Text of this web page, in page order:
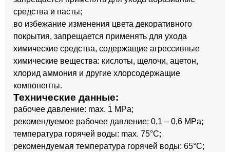
средства и пасты;
во избежание изменения цвета декоративного
покрытия, запрещается применять для ухода
химические средства, содержащие агрессивные
химические вещества: кислоты, щелочи, ацетон,
хлорид аммония и другие хлорсодержащие
компоненты.
Технические данные:
рабочее давление: max. 1 MPa;
рекомендуемое рабочее давление: 0,1 – 0,6 MPa;
температура горячей воды: max. 75°C;
рекомендуемая температура горячей воды: 65°C;